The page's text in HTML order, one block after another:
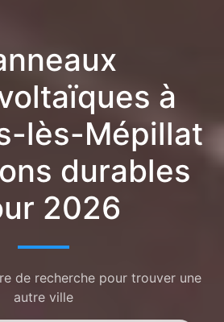
à
lès-Mépillat
durables
2026
de recherche pour trouver une
autre ville